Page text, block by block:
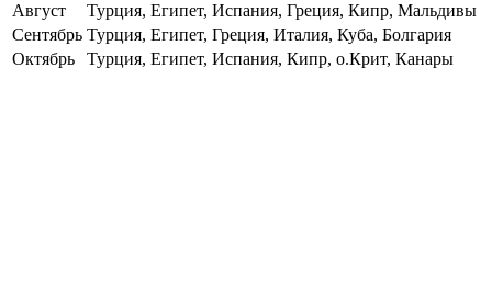
Август
Турция, Египет, Испания, Греция, Кипр, Мальдивы
Сентябрь Турция, Египет, Греция, Италия, Куба, Болгария
Октябрь
Турция, Египет, Испания, Кипр, о.Крит, Канары